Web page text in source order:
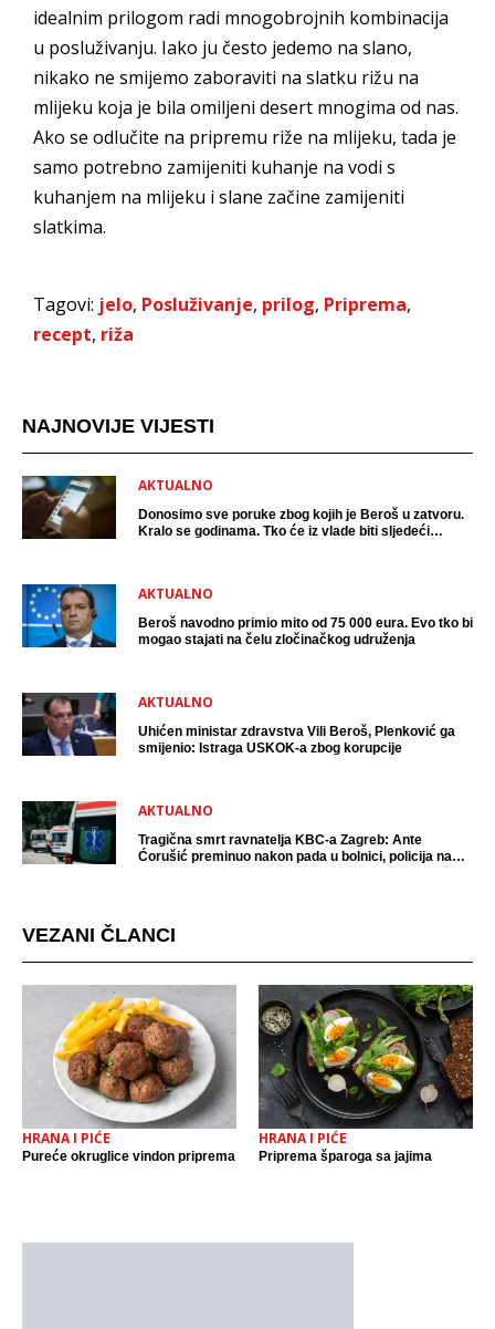
idealnim prilogom radi mnogobrojnih kombinacija
u posluživanju. Iako ju često jedemo na slano,
nikako ne smijemo zaboraviti na slatku rižu na
mlijeku koja je bila omiljeni desert mnogima od nas.
Ako se odlučite na pripremu riže na mlijeku, tada je
samo potrebno zamijeniti kuhanje na vodi s
kuhanjem na mlijeku i slane začine zamijeniti
slatkima.
Tagovi: jelo, Posluživanje, prilog, Priprema,
recept, riža
NAJNOVIJE VIJESTI
AKTUALNO
Donosimo sve poruke zbog kojih je Beroš u zatvoru.
Kralo se godinama. Tko će iz vlade biti sljedeći
AKTUALNO
Beroš navodno primio mito od 75 000 eura. Evo tko bi
mogao stajati na čelu zločinačkog udruženja
AKTUALNO
Uhićen ministar zdravstva Vili Beroš, Plenković ga
smijenio: Istraga USKOK-a zbog korupcije
AKTUALNO
Tragična smrt ravnatelja KBC-a Zagreb: Ante
Ćorušić preminuo nakon pada u bolnici, policija na
VEZANI ČLANCI
HRANA I PIĆE
Pureće okruglice vindon priprema
HRANA I PIĆE
Priprema šparoga sa jajima